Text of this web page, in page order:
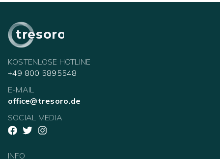
tresoro
KOSTENLOSE HOTLINE
+49 800 5895548
E-MAIL
office@tresoro.de
SOCIAL MEDIA
INFO